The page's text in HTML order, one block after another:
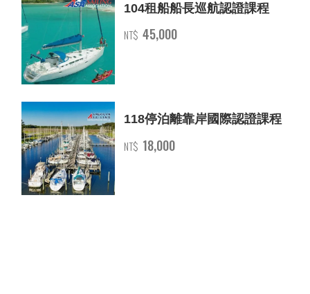
104租船船長巡航認證課程
NT$ 45,000
118停泊離靠岸國際認證課程
NT$ 18,000